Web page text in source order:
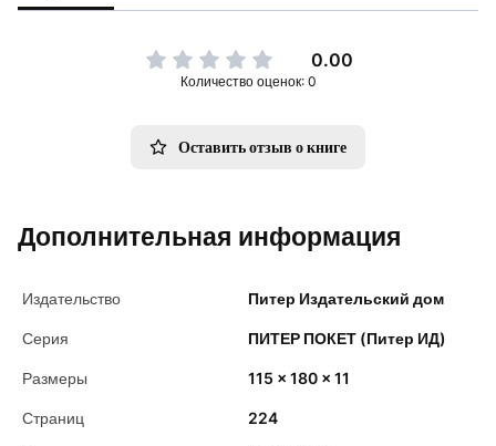
0.00
Количество оценок: 0
Оставить отзыв о книге
Дополнительная информация
Издательство Питер Издательский дом
Серия ПИТЕР ПОКЕТ (Питер ИД)
Размеры 115 x 180 x 11
Страниц 224